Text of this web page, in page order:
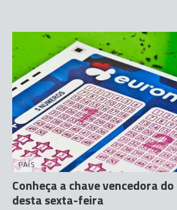
PAÍS
Conheça a chave vencedora
desta sexta-feira